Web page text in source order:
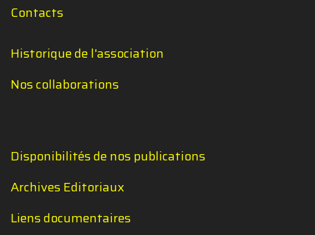
Contacts
Historique de l'association
Nos collaborations
Disponibilités de nos publications
Archives Editoriaux
Liens documentaires